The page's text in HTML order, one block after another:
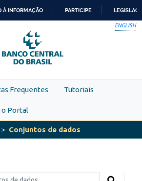
PARA
O
CONTEÚDO
À INFORMAÇÃO PARTICIPE
ENGLISH
Frequentes Tutoriais
o Portal
Conjuntos de dados